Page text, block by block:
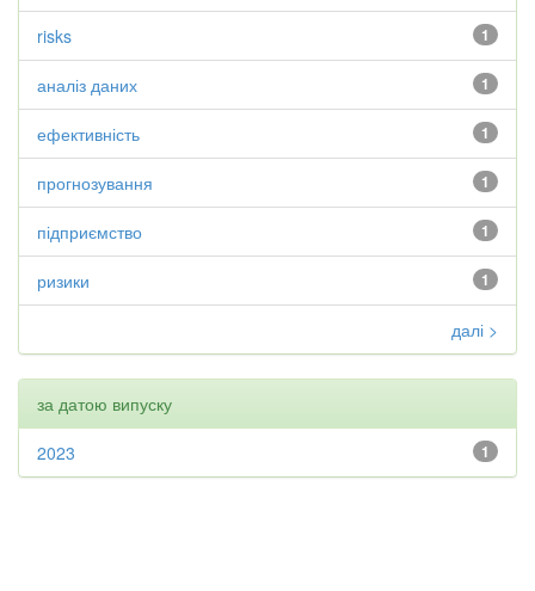
1
risks
1
аналіз даних
1
ефективність
1
прогнозування
1
підприємство
1
ризики
далі >
за датою випуску
1
2023